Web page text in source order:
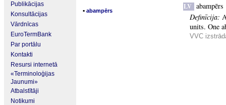
Publikācijas
Konsultācijas
Vārdnīcas
EuroTermBank
Par portālu
Kontakti
Resursi internetā
«Terminoloģijas
Jaunumi»
Atbalstītāji
Notikumi
▪ abampērs LV abampērs
Definīcija:
units. One
VVC